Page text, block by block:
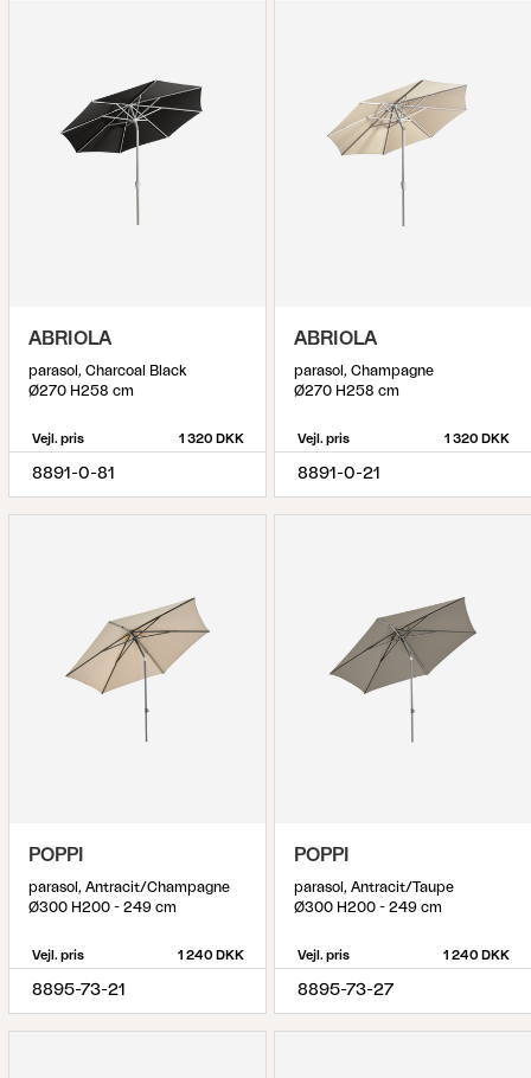
ABRIOLA
parasol, Charcoal Black
Ø270 H258 cm
Vejl. pris 1 320 DKK
8891-0-81
ABRIOLA
parasol, Champagne
Ø270 H258 cm
Vejl. pris 1 320 DKK
8891-0-21
POPPI
parasol, Antracit/Champagne
Ø300 H200 - 249 cm
Vejl. pris 1 240 DKK
8895-73-21
POPPI
parasol, Antracit/Taupe
Ø300 H200 - 249 cm
Vejl. pris 1 240 DKK
8895-73-27